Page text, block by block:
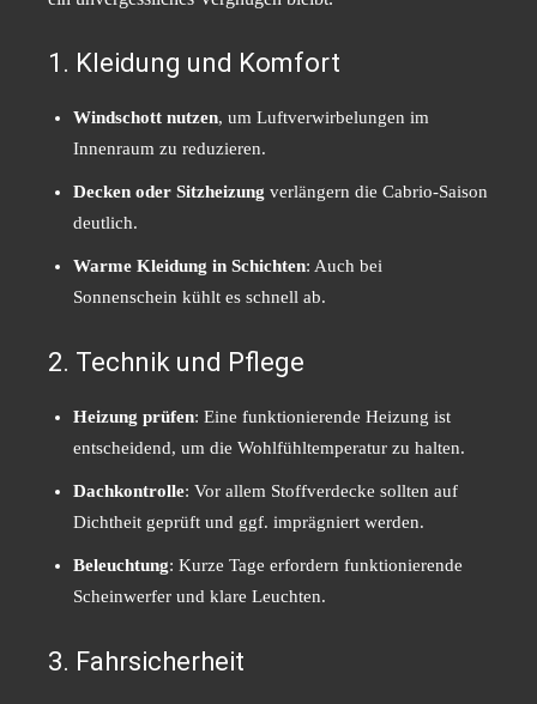
1. Kleidung und Komfort
Windschott nutzen, um Luftverwirbelungen im
Innenraum zu reduzieren.
Decken oder Sitzheizung verlängern die Cabrio-Saison
deutlich.
Warme Kleidung in Schichten: Auch bei
Sonnenschein kühlt es schnell ab.
2. Technik und Pflege
Heizung prüfen: Eine funktionierende Heizung ist
entscheidend, um die Wohlfühltemperatur zu halten.
Dachkontrolle: Vor allem Stoffverdecke sollten auf
Dichtheit geprüft und ggf. imprägniert werden.
Beleuchtung: Kurze Tage erfordern funktionierende
Scheinwerfer und klare Leuchten.
3. Fahrsicherheit